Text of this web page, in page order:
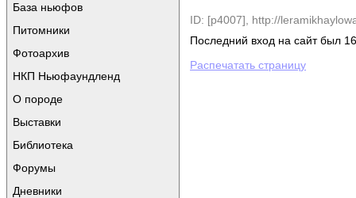
База ньюфов
Питомники
Фотоархив
НКП Ньюфаундленд
О породе
Выставки
Библиотека
Форумы
Дневники
ID: [p4007], http://
Последний вход на сайт был
Распечатать страницу